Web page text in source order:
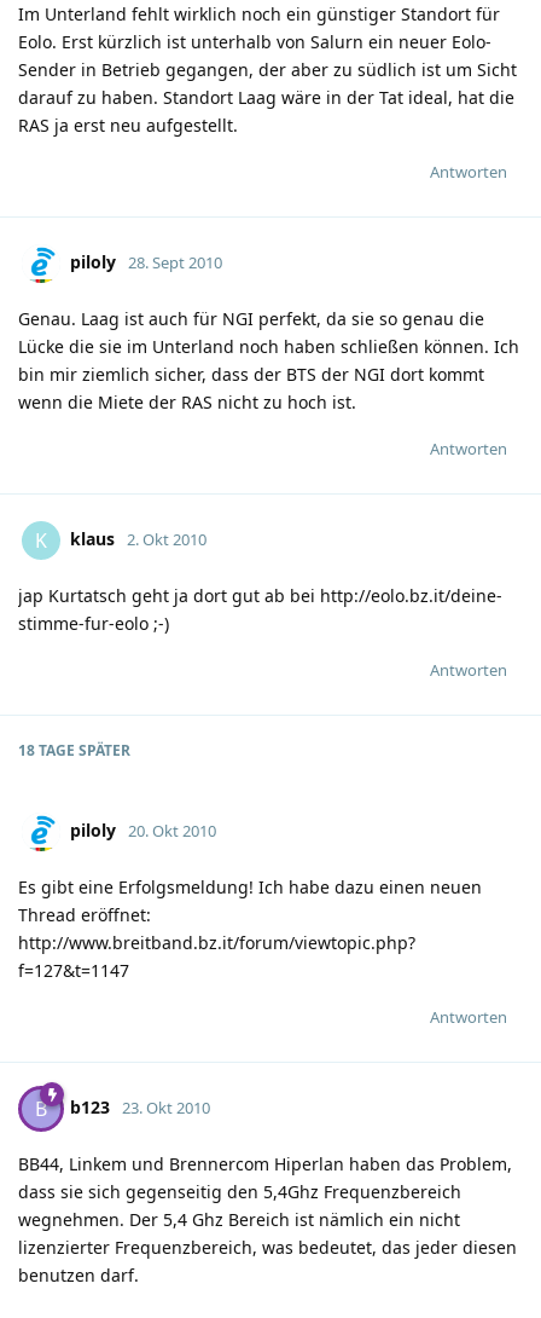
Im Unterland fehlt wirklich noch ein günstiger Standort für
Eolo. Erst kürzlich ist unterhalb von Salurn ein neuer Eolo-
Sender in Betrieb gegangen, der aber zu südlich ist um Sicht
darauf zu haben. Standort Laag wäre in der Tat ideal, hat die
RAS ja erst neu aufgestellt.
Antworten
piloly 28. Sept 2010
Genau. Laag ist auch für NGI perfekt, da sie so genau die
Lücke die sie im Unterland noch haben schließen können. Ich
bin mir ziemlich sicher, dass der BTS der NGI dort kommt
wenn die Miete der RAS nicht zu hoch ist.
Antworten
K klaus 2. Okt 2010
jap Kurtatsch geht ja dort gut ab bei http://eolo.bz.it/deine-
stimme-fur-eolo ;-)
Antworten
18 TAGE SPÄTER
piloly 20. Okt 2010
Es gibt eine Erfolgsmeldung! Ich habe dazu einen neuen
Thread eröffnet:
http://www.breitband.bz.it/forum/viewtopic.php?
f=127&t=1147
Antworten
B b123 23. Okt 2010
BB44, Linkem und Brennercom Hiperlan haben das Problem,
dass sie sich gegenseitig den 5,4Ghz Frequenzbereich
wegnehmen. Der 5,4 Ghz Bereich ist nämlich ein nicht
lizenzierter Frequenzbereich, was bedeutet, das jeder diesen
benutzen darf.